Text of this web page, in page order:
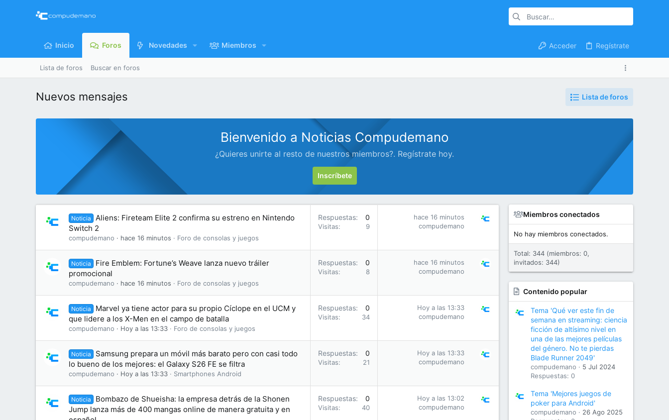
Inicio Foros Novedades Miembros Acceder Regístrate
Lista de foros Buscar en foros
Nuevos mensajes Lista de foros
Bienvenido a Noticias Compudemano
¿Quieres unirte al resto de nuestros miembros?. Regístrate hoy.
Inscríbete
Noticia
Aliens: Fireteam Elite 2 confirma su estreno en Nintendo
Switch 2
compudemano hace 16 minutos Foro de consolas y juegos
Respuestas 0
Visitas 9
hace 16 minutos
compudemano
Noticia
Fire Emblem: Fortune’s Weave lanza nuevo tráiler
promocional
compudemano hace 16 minutos Foro de consolas y juegos
Respuestas 0
Visitas 8
hace 16 minutos
compudemano
Noticia
Marvel ya tiene actor para su propio Cíclope en el UCM y
que lidere a los X-Men en el campo de batalla
compudemano Hoy a las 13:33 Foro de consolas y juegos
Respuestas 0
Visitas 34
Hoy a las 13:33
compudemano
Noticia
Samsung prepara un móvil más barato pero con casi todo
lo bueno de los mejores: el Galaxy S26 FE se filtra
compudemano Hoy a las 13:33 Smartphones Android
Respuestas 0
Visitas 21
Hoy a las 13:33
compudemano
Noticia
Bombazo de Shueisha: la empresa detrás de la Shonen
Jump lanza más de 400 mangas online de manera gratuita y en
Respuestas 0
Visitas 40
Hoy a las 13:02
compudemano
Miembros conectados
No hay miembros conectados.
Total: 344 (miembros: 0,
invitados: 344)
Contenido popular
Tema 'Qué ver este fin de
semana en streaming: ciencia
ficción de altísimo nivel en
una de las mejores películas
del género. No te pierdas
Blade Runner 2049'
compudemano
5 Jul 2024
Respuestas: 0
Tema 'Mejores juegos de
poker para Android'
compudemano
26 Ago 2025